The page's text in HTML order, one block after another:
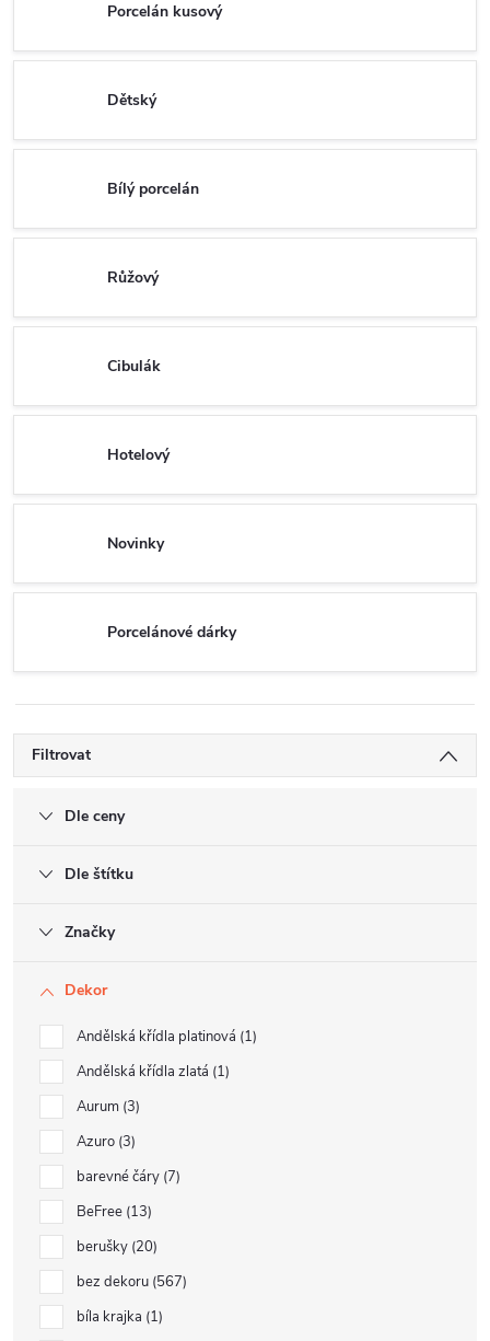
Porcelán kusový
Dětský
Bílý porcelán
Růžový
Cibulák
Hotelový
Novinky
Porcelánové dárky
Filtrovat
Dle ceny
Dle štítku
Značky
Dekor
Andělská křídla platinová 1
Andělská křídla zlatá 1
Aurum 3
Azuro 3
barevné čáry 7
BeFree 13
berušky 20
bez dekoru 567
bíla krajka 1